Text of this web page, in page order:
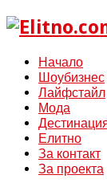
Начало
Шоубизнес
Лайфстайл
Мода
Елитно
За контакт
За проекта